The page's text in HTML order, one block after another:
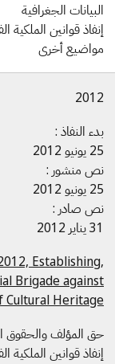
الجغرافية
قوانين الملكية
أخرى
النفاذ :
منشور :
صادر :
2012,
Brigade
of Cultural
المؤلف والحقوق
قوانين الملكية